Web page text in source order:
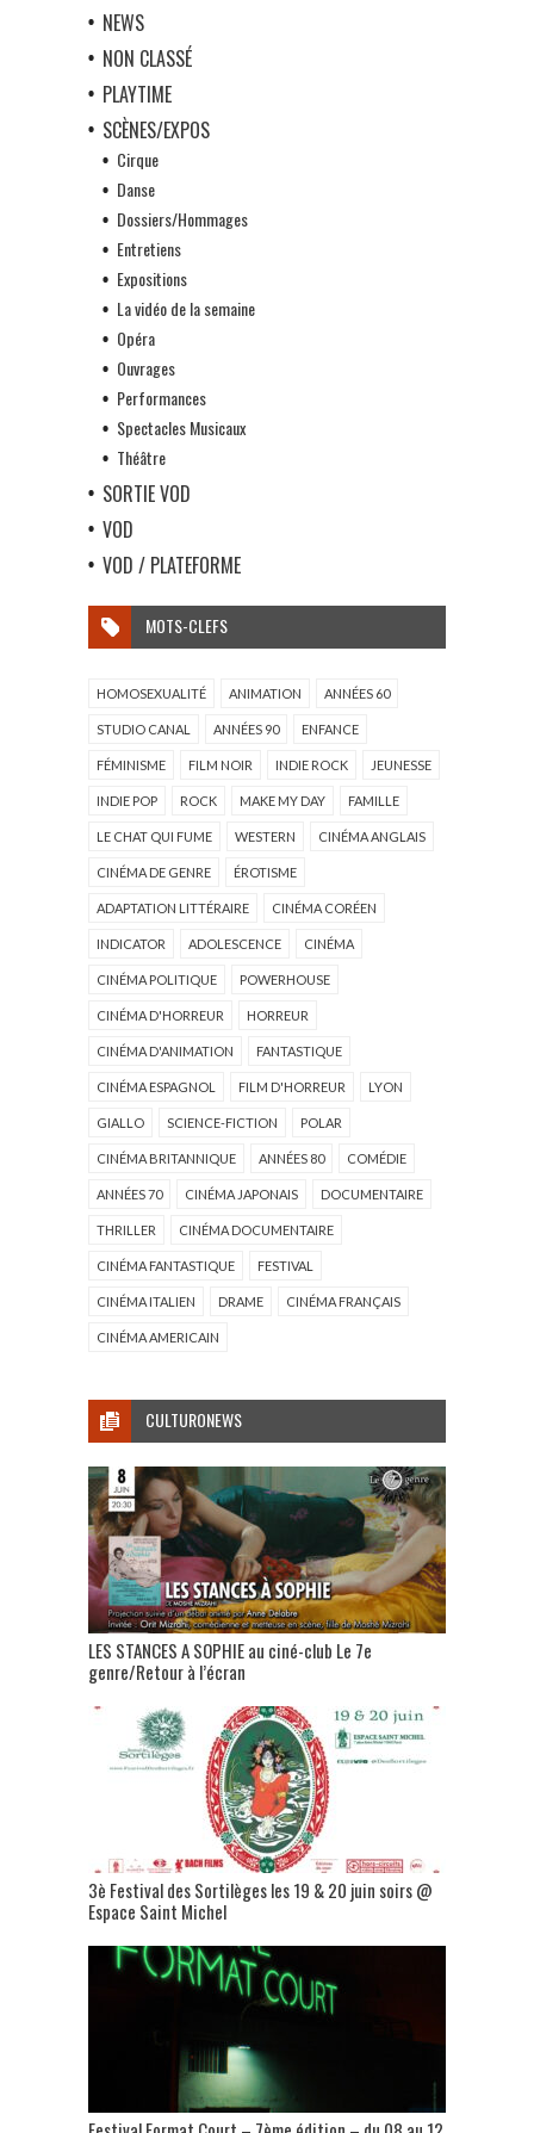
NEWS
NON CLASSÉ
PLAYTIME
SCÈNES/EXPOS
Cirque
Danse
Dossiers/Hommages
Entretiens
Expositions
La vidéo de la semaine
Opéra
Ouvrages
Performances
Spectacles Musicaux
Théâtre
SORTIE VOD
VOD
VOD / PLATEFORME
MOTS-CLEFS
HOMOSEXUALITÉ ANIMATION ANNÉES 60
STUDIO CANAL ANNÉES 90 ENFANCE
FÉMINISME FILM NOIR INDIE ROCK JEUNESSE
INDIE POP ROCK MAKE MY DAY FAMILLE
LE CHAT QUI FUME WESTERN CINÉMA ANGLAIS
CINÉMA DE GENRE ÉROTISME
ADAPTATION LITTÉRAIRE CINÉMA CORÉEN
INDICATOR ADOLESCENCE CINÉMA
CINÉMA POLITIQUE POWERHOUSE
CINÉMA D'HORREUR HORREUR
CINÉMA D'ANIMATION FANTASTIQUE
CINÉMA ESPAGNOL FILM D'HORREUR LYON
GIALLO SCIENCE-FICTION POLAR
CINÉMA BRITANNIQUE ANNÉES 80 COMÉDIE
ANNÉES 70 CINÉMA JAPONAIS DOCUMENTAIRE
THRILLER CINÉMA DOCUMENTAIRE
CINÉMA FANTASTIQUE FESTIVAL
CINÉMA ITALIEN DRAME CINÉMA FRANÇAIS
CINÉMA AMERICAIN
CULTURONEWS
LES STANCES A SOPHIE au ciné-club Le 7e
genre/Retour à l’écran
3è Festival des Sortilèges les 19 & 20 juin soirs @
Espace Saint Michel